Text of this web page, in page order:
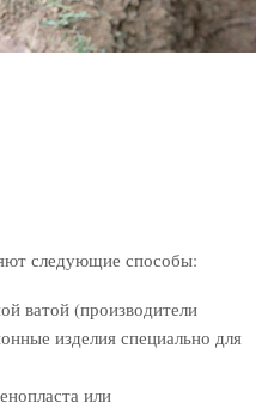
следующие способы:
ватой (производители
изделия специально для
или